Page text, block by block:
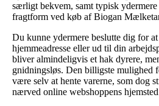
særligt bekvem, samt typisk ydermere
fragtform ved køb af Biogan
Du kunne ydermere beslutte dig for
hjemmeadresse eller ud til din
bliver almindeligvis et hak dyrere,
gnidningsløs. Den billigste mulighed
være selv at hente varerne, som dog
nærved online webshoppens